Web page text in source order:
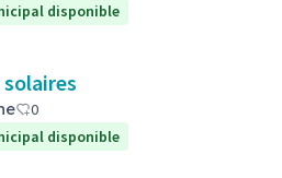
disponible
solaires
0
disponible